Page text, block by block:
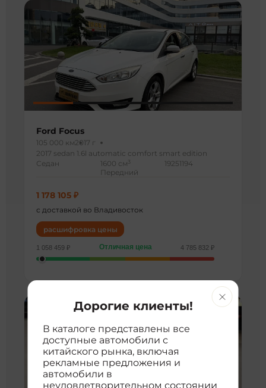
Ford Focus
105 000 км2017 г
2017 sedan 1.6l automatic comfort smart edition
Седан
1600 см 3
Передний
19251194
1 178 105 ₽
с доставкой во Владивосток
расшифровка цены
1 058 459 ₽ Отличная цена 4 785 832 ₽
Дорогие клиенты!
В каталоге представлены все
доступные автомобили с
китайского рынка, включая
рекламные предложения и
автомобили в
неудовлетворительном состоянии